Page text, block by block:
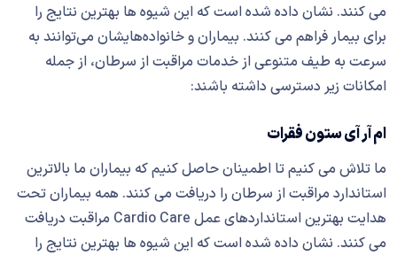
می کنند. نشان داده شده است که این شیوه ها بهترین نتایج را
برای بیمار فراهم می کنند. بیماران و خانواده‌هایشان می‌توانند به
سرعت به طیف متنوعی از خدمات مراقبت از سرطان، از جمله
امکانات زیر دسترسی داشته باشند:
ام آر آی ستون فقرات
ما تلاش می کنیم تا اطمینان حاصل کنیم که بیماران ما بالاترین
استاندارد مراقبت از سرطان را دریافت می کنند. همه بیماران تحت
هدایت بهترین استانداردهای عمل Cardio Care مراقبت دریافت
می کنند. نشان داده شده است که این شیوه ها بهترین نتایج را